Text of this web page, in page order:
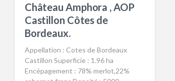
Château Amphora , AOP
Castillon Côtes de
Bordeaux.
Appellation : Cotes de Bordeaux
Castillon Superficie : 1.96 ha
Encépagement : 78% merlot,22%